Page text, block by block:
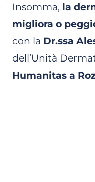
Insomma, la
migliora o
con la Dr.ssa
dell’Unità
Humanitas a